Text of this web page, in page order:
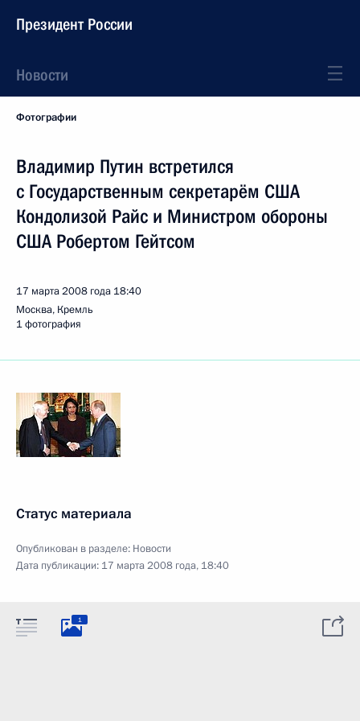
Президент России
Новости
Фотографии
Владимир Путин встретился
с Государственным секретарём США
Кондолизой Райс и Министром обороны
США Робертом Гейтсом
17 марта 2008 года 18:40
Москва, Кремль
1 фотография
Статус материала
Опубликован в разделе: Новости
Дата публикации: 17 марта 2008 года, 18:40
1